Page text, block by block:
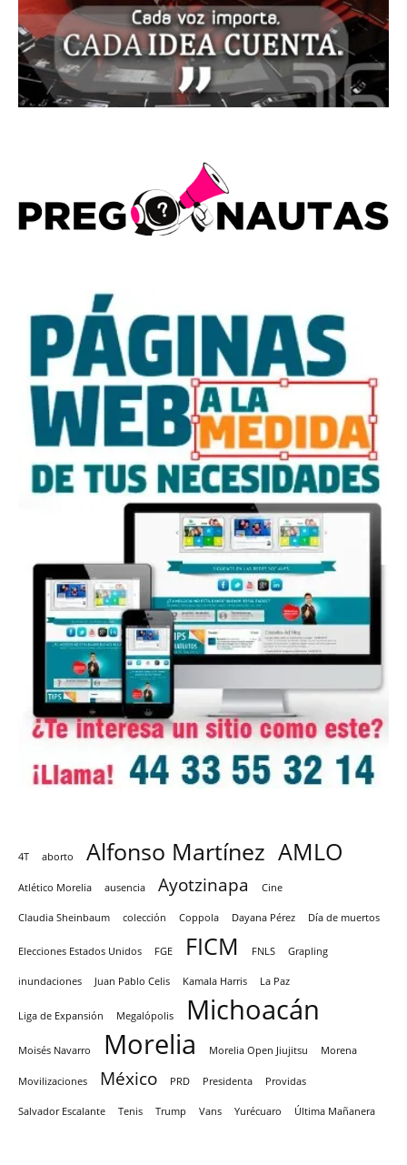
4T aborto Alfonso Martínez AMLO
Atlético Morelia ausencia Ayotzinapa Cine
Claudia Sheinbaum colección Coppola Dayana Pérez Día de muertos
Elecciones Estados Unidos FGE FICM FNLS Grapling
inundaciones Juan Pablo Celis Kamala Harris La Paz
Liga de Expansión Megalópolis Michoacán
Moisés Navarro Morelia Morelia Open Jiujitsu Morena
Movilizaciones México PRD Presidenta Providas
Salvador Escalante Tenis Trump Vans Yurécuaro Última Mañanera